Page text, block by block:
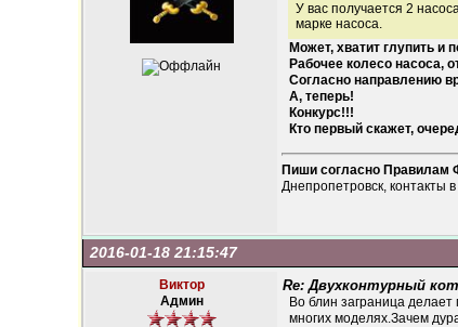
У вас получается 2
марке насоса.
Может, хватит глупить и
Рабочее колесо насоса,
Согласно направлению
А, теперь!
Конкурс!!!
Кто первый скажет,
Пиши согласно Правилам
Днепропетровск, контакты
2016-01-18 21:15:47
Виктор
Админ
Re: Двухконтурный
Во блин заграница
многих моделях.Зачем